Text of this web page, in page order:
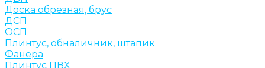
Доска обрезная, брус
ДСП
ОСП
Плинтус, обналичник, штапик
Фанера
Плинтус ПВХ